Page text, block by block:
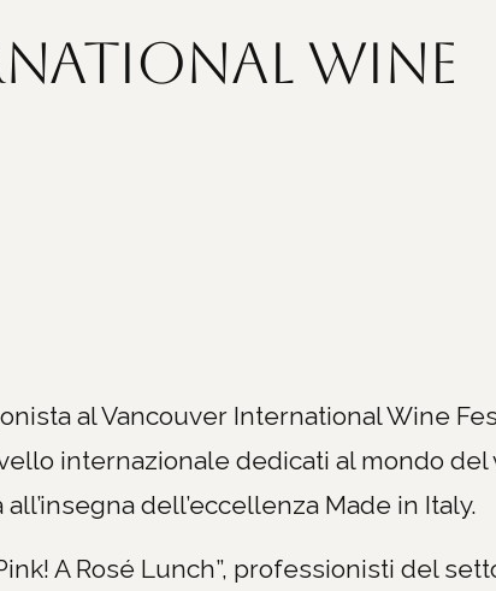
Wine
al Vancouver International Wine
internazionale dedicati al mondo del
dell’eccellenza Made in Italy.
A Rosé Lunch”, professionisti del